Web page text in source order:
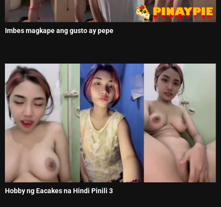
Imbes magkape ang gusto ay pepe
Hobby ng Eacakes na Hindi Pinili 3